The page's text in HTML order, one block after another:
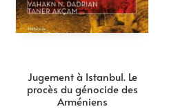
Jugement à Istanbul. Le
procès du génocide des
Arméniens